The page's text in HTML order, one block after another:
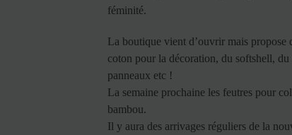
féminité.
La boutique vient d’ouvrir mais propose
coton pour la décoration, du softshell,
panneaux etc !
La semaine prochaine les feutres pour
bambou.
Il y aura des arrivages réguliers de la